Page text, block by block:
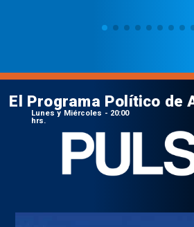
El Programa Político de
Lunes y Miércoles - 20:00
hrs.